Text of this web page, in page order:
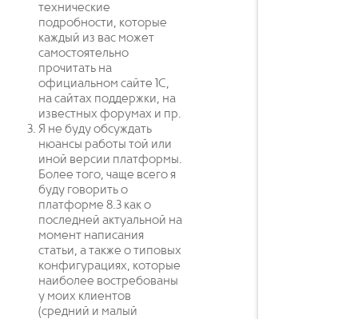
технические
подробности, которые
каждый из вас может
самостоятельно
прочитать на
официальном сайте 1С,
на сайтах поддержки, на
известных форумах и пр.
Я не буду обсуждать
нюансы работы той или
иной версии платформы.
Более того, чаще всего я
буду говорить о
платформе 8.3 как о
последней актуальной на
момент написания
статьи, а также о типовых
конфигурациях, которые
наиболее востребованы
у моих клиентов
(средний и малый